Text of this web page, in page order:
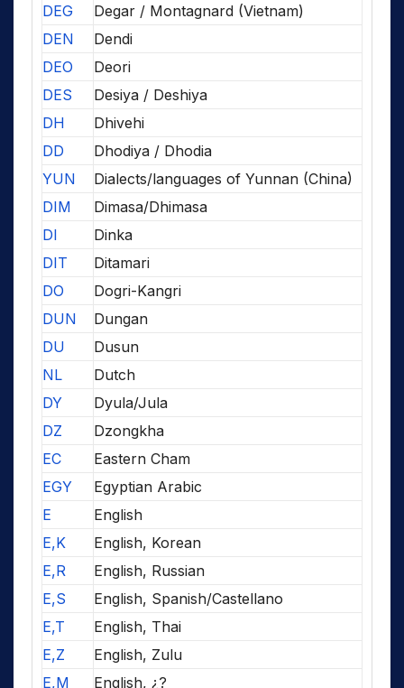
DEG
Degar / Montagnard (Vietnam)
DEN
Dendi
DEO
Deori
DES
Desiya / Deshiya
DH
Dhivehi
DD
Dhodiya / Dhodia
YUN
Dialects/languages of Yunnan (China)
DIM
Dimasa/Dhimasa
DI
Dinka
DIT
Ditamari
DO
Dogri-Kangri
DUN
Dungan
DU
Dusun
NL
Dutch
DY
Dyula/Jula
DZ
Dzongkha
EC
Eastern Cham
EGY
Egyptian Arabic
E
English
E,K
English, Korean
E,R
English, Russian
E,S
English, Spanish/Castellano
E,T
English, Thai
E,Z
English, Zulu
E,M
English, ¿?